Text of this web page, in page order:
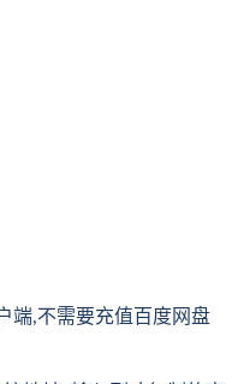
端,不需要充值百度网盘